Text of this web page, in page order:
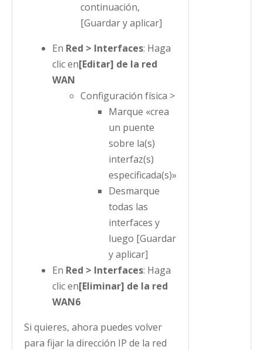
continuación,
[Guardar y aplicar]
En Red > Interfaces: Haga
clic en[Editar] de la red
WAN
Configuración física >
Marque «crea
un puente
sobre la(s)
interfaz(s)
especificada(s)»
Desmarque
todas las
interfaces y
luego [Guardar
y aplicar]
En Red > Interfaces: Haga
clic en[Eliminar] de la red
WAN6
Si quieres, ahora puedes volver
para fijar la dirección IP de la red